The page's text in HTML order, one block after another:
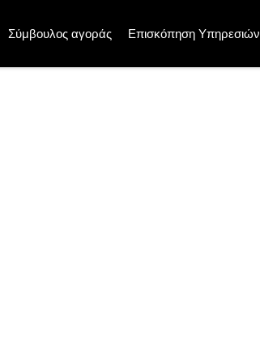
Σύμβουλος αγοράς Επισκόπηση Υπηρεσιών